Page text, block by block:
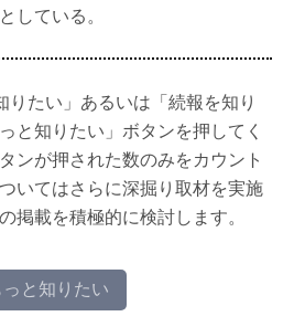
している。
たい」あるいは「続報を知り
と知りたい」ボタンを押してく
ンが押された数のみをカウント
いてはさらに深掘り取材を実施
掲載を積極的に検討します。
っと知りたい